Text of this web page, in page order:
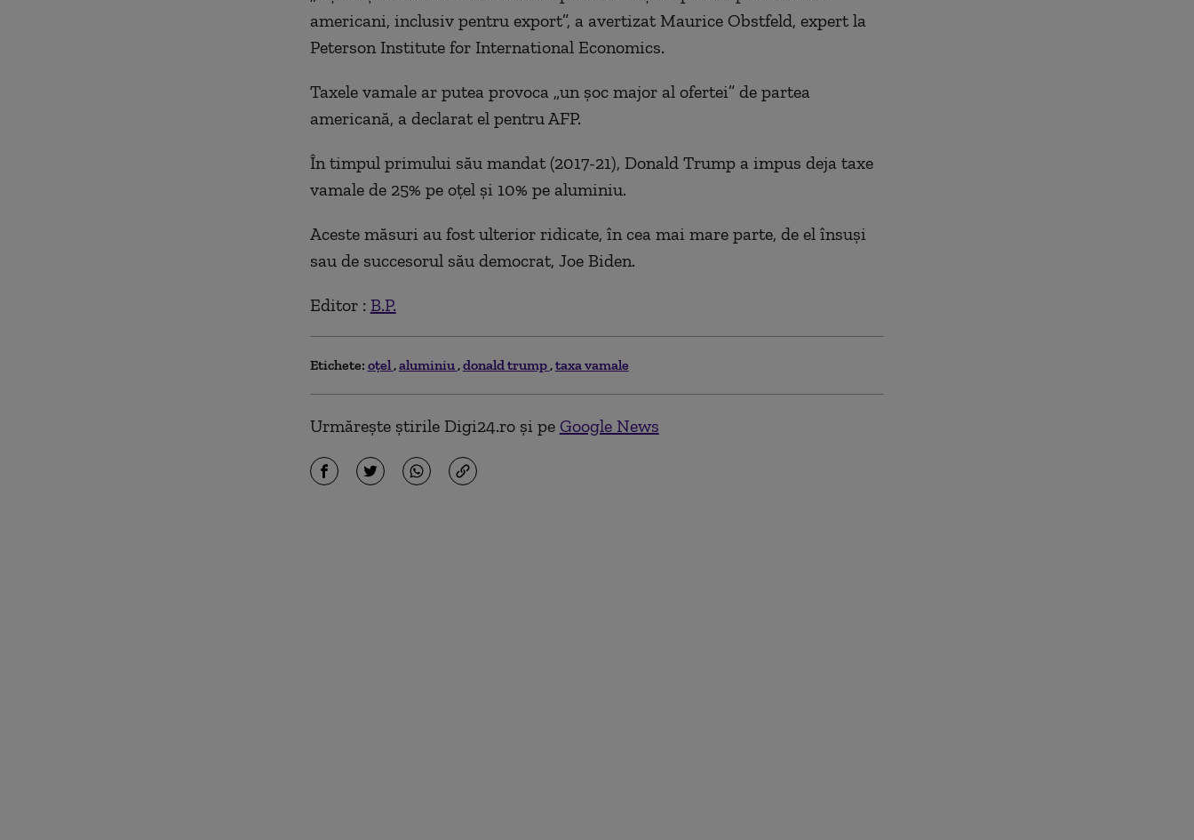
americani, inclusiv pentru export”, a avertizat Maurice Obstfeld, expert la
Peterson Institute for International Economics.
Taxele vamale ar putea provoca „un şoc major al ofertei” de partea
americană, a declarat el pentru AFP.
În timpul primului său mandat (2017-21), Donald Trump a impus deja taxe
vamale de 25% pe oţel şi 10% pe aluminiu.
Aceste măsuri au fost ulterior ridicate, în cea mai mare parte, de el însuşi
sau de succesorul său democrat, Joe Biden.
Editor : B.P.
Etichete: oţel aluminiu donald trump taxa vamale
Urmărește știrile Digi24.ro și pe Google News